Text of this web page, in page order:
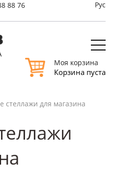
88 76
Рус
Моя корзина
Корзина пуста
стеллажи для магазина